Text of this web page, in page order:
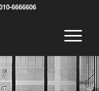
6666606